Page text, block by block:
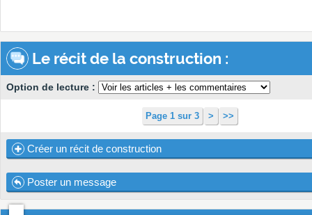
Le récit de la construction :
Option de lecture :
Page 1 sur 3 > >>
Créer un récit de construction
Poster un message